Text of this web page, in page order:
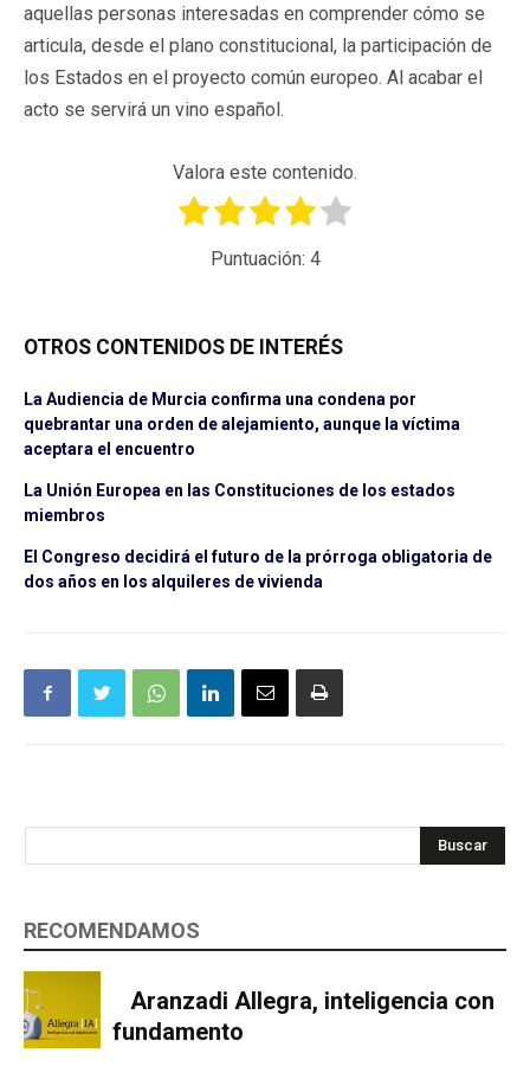
aquellas personas interesadas en comprender cómo se
articula, desde el plano constitucional, la participación de
los Estados en el proyecto común europeo. Al acabar el
acto se servirá un vino español.
Valora este contenido.
Puntuación: 4
OTROS CONTENIDOS DE INTERÉS
La Audiencia de Murcia confirma una condena por
quebrantar una orden de alejamiento, aunque la víctima
aceptara el encuentro
La Unión Europea en las Constituciones de los estados
miembros
El Congreso decidirá el futuro de la prórroga obligatoria de
dos años en los alquileres de vivienda
Buscar
RECOMENDAMOS
Aranzadi Allegra, inteligencia con
fundamento